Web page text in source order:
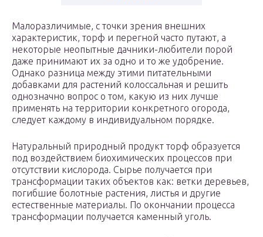
Малоразличимые, с точки зрения внешних
характеристик, торф и перегной часто путают, а
некоторые неопытные дачники-любители порой
даже принимают их за одно и то же удобрение.
Однако разница между этими питательными
добавками для растений колоссальная и решить
однозначно вопрос о том, какую из них лучше
применять на территории конкретного огорода,
следует каждому в индивидуальном порядке.
Натуральный природный продукт торф образуется
под воздействием биохимических процессов при
отсутствии кислорода. Сырье получается при
трансформации таких объектов как: ветки деревьев,
погибшие болотные растения, листья и другие
естественные материалы. По окончании процесса
трансформации получается каменный уголь.